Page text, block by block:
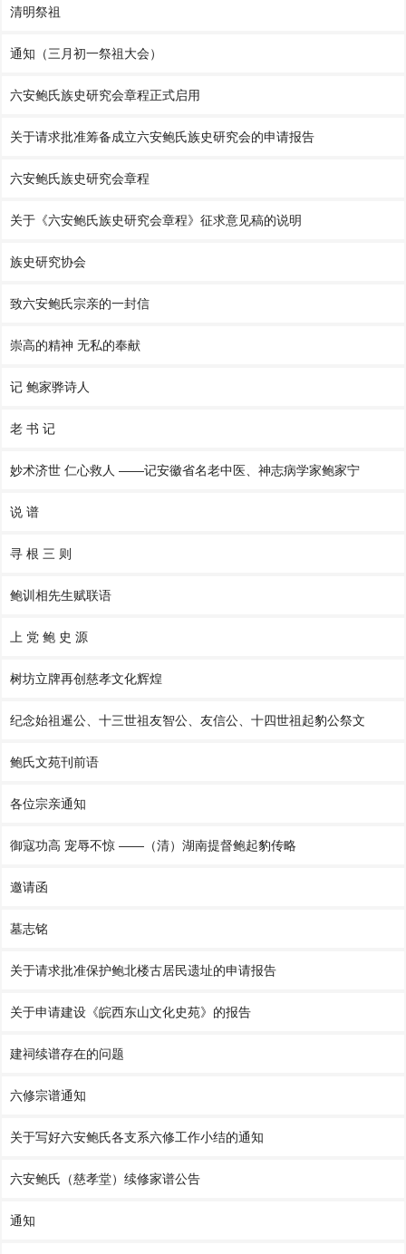
清明祭祖
通知（三月初一祭祖大会）
六安鲍氏族史研究会章程正式启用
关于请求批准筹备成立六安鲍氏族史研究会的申请报告
六安鲍氏族史研究会章程
关于《六安鲍氏族史研究会章程》征求意见稿的说明
族史研究协会
致六安鲍氏宗亲的一封信
崇高的精神 无私的奉献
记 鲍家骅诗人
老 书 记
妙术济世 仁心救人 ——记安徽省名老中医、神志病学家鲍家宁
说 谱
寻 根 三 则
鲍训相先生赋联语
上 党 鲍 史 源
树坊立牌再创慈孝文化辉煌
纪念始祖暹公、十三世祖友智公、友信公、十四世祖起豹公祭文
鲍氏文苑刊前语
各位宗亲通知
御寇功高 宠辱不惊 ——（清）湖南提督鲍起豹传略
邀请函
墓志铭
关于请求批准保护鲍北楼古居民遗址的申请报告
关于申请建设《皖西东山文化史苑》的报告
建祠续谱存在的问题
六修宗谱通知
关于写好六安鲍氏各支系六修工作小结的通知
六安鲍氏（慈孝堂）续修家谱公告
通知